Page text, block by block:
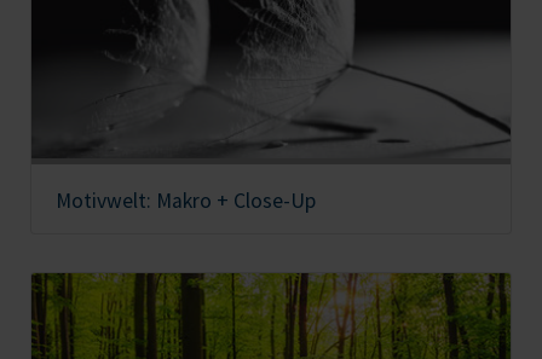
Motivwelt: Makro + Close-Up